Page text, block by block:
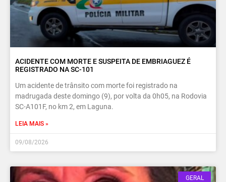
ACIDENTE COM MORTE E SUSPEITA DE EMBRIAGUEZ É
REGISTRADO NA SC-101
Um acidente de trânsito com morte foi registrado na
madrugada deste domingo (9), por volta da 0h05, na Rodovia
SC-A101F, no km 2, em Laguna.
LEIA MAIS »
09/08/2026
GERAL